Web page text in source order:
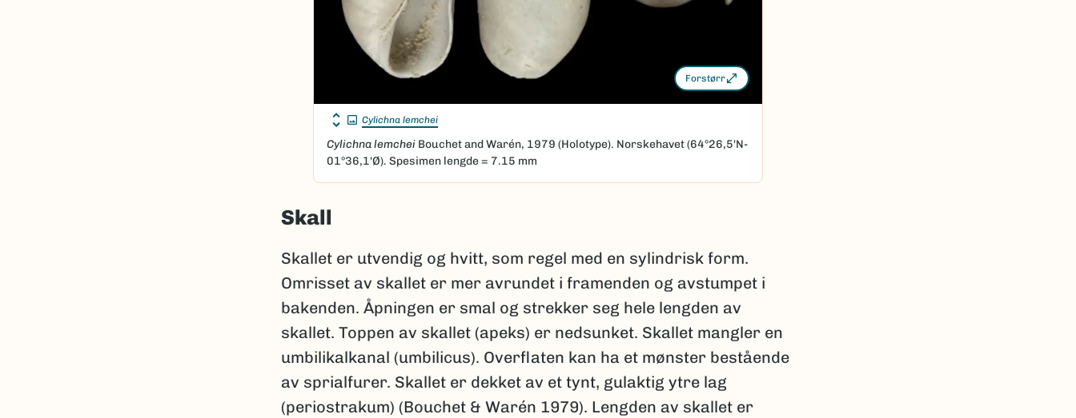
Forstørr
Cylichna lemchei
Cylichna lemcheiBouchet and Warén, 1979 (Holotype). Norskehavet (64°26,5'N-
01°36,1'Ø). Spesimen lengde = 7.15 mm
Skall
Skallet er utvendig og hvitt, som regel med en sylindrisk form.
Omrisset av skallet er mer avrundet i framenden og avstumpet i
bakenden. Åpningen er smal og strekker seg hele lengden av
skallet. Toppen av skallet (apeks) er nedsunket. Skallet mangler en
umbilikalkanal (umbilicus). Overflaten kan ha et mønster bestående
av sprialfurer. Skallet er dekket av et tynt, gulaktig ytre lag
(periostrakum) (Bouchet & Warén 1979). Lengden av skallet er